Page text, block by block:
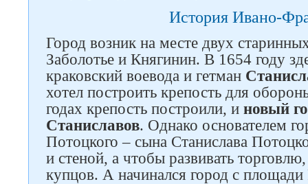
История Ивано-
Город возник на месте двух
Заболотье и Княгинин. В 1654 году
краковский воевода и гетман
хотел построить крепость для
годах крепость построили, и новый
Станиславов. Однако основателем
Потоцкого – сына Станислава
и стеной, а чтобы развивать
купцов. А начинался город с